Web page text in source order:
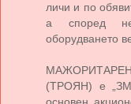
личи и по
а според
оборудването
(ТРОЯН) е